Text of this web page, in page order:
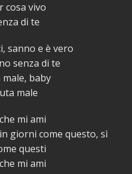
cosa vivo
di te
sanno e è vero
senza di te
male, baby
male
mi ami
giorni come questo, sì
questi
mi ami